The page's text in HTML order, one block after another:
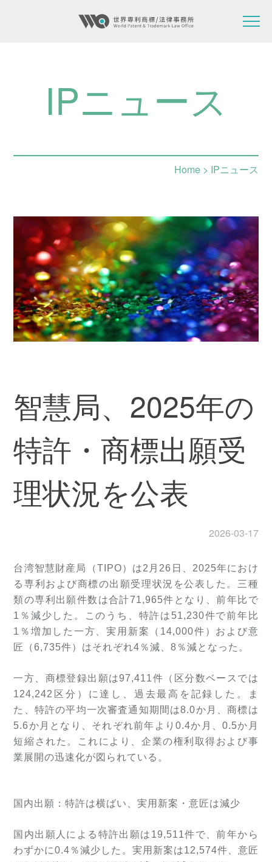
IPニュース
Home> IPニュース
智慧局、2025年の
特許・商標出願受
理状況を公表
2026-03-17
台湾智慧財産局（TIPO）は2月26日、2025年におけ
る専利および商標の出願受理状況を公表した。三種
類の専利出願件数は合計71,965件となり、前年比で
1％減少した。このうち、特許は51,230件で前年比
1％増加した一方、実用新案（14,000件）および意
匠（6,735件）はそれぞれ4％減、8％減となった。
一方、商標登録出願は97,411件（区分数ベースでは
124,242区分）に達し、過去最高を記録した。ま
た、特許の平均一次審査通知期間は8.0か月、商標は
5.6か月となり、それぞれ前年より0.4か月、0.5か月
短縮された。これにより、企業の権利取得および事
業展開の迅速化が図られている。
国内出願：特許は横ばい、実用新案 ・意匠は減少
国内出願人による特許出願は19,511件で、前年から
わずかに0.4％減少した。実用新案は12,574件、意匠